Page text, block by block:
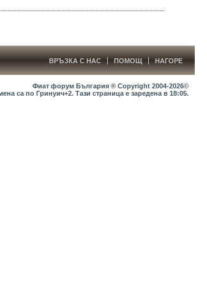
ВРЪЗКА С НАС ПОМОЩ НАГОРЕ
Фиат форум България ® Copyright 2004-2026©
са по Гринуич+2. Тази страница е заредена в 18:05.